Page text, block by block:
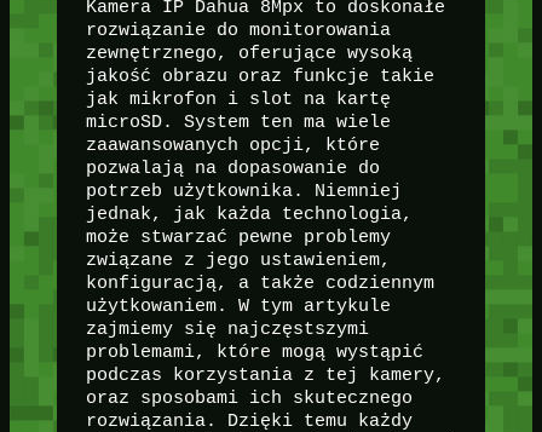
Kamera IP Dahua 8Mpx to doskonałe
rozwiązanie do monitorowania
zewnętrznego, oferujące wysoką
jakość obrazu oraz funkcje takie
jak mikrofon i slot na kartę
microSD. System ten ma wiele
zaawansowanych opcji, które
pozwalają na dopasowanie do
potrzeb użytkownika. Niemniej
jednak, jak każda technologia,
może stwarzać pewne problemy
związane z jego ustawieniem,
konfiguracją, a także codziennym
użytkowaniem. W tym artykule
zajmiemy się najczęstszymi
problemami, które mogą wystąpić
podczas korzystania z tej kamery,
oraz sposobami ich skutecznego
rozwiązania. Dzięki temu każdy